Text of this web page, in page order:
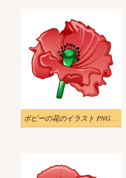
ポピーの花のイラスト PNG 画像